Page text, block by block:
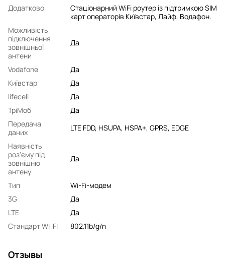
Додатково
Стаціонарний WiFi роутер із підтримкою SIM
карт операторів Київстар, Лайф, Водафон.
Можливість
підключення
зовнішньої
антени
Да
Vodafone
Да
Київстар
Да
lifecell
Да
ТріМоб
Да
Передача
даних
LTE FDD, HSUPA, HSPA+, GPRS, EDGE
Наявність
роз'єму під
зовнішню
антену
Да
Тип
Wi-Fi-модем
3G
Да
LTE
Да
Стандарт WI-FI
802.11b/g/n
Отзывы